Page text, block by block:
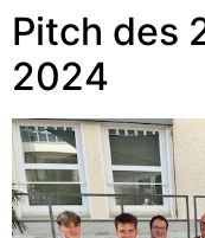
Pitch des
2024